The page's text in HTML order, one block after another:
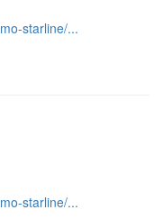
starline/...
starline/...